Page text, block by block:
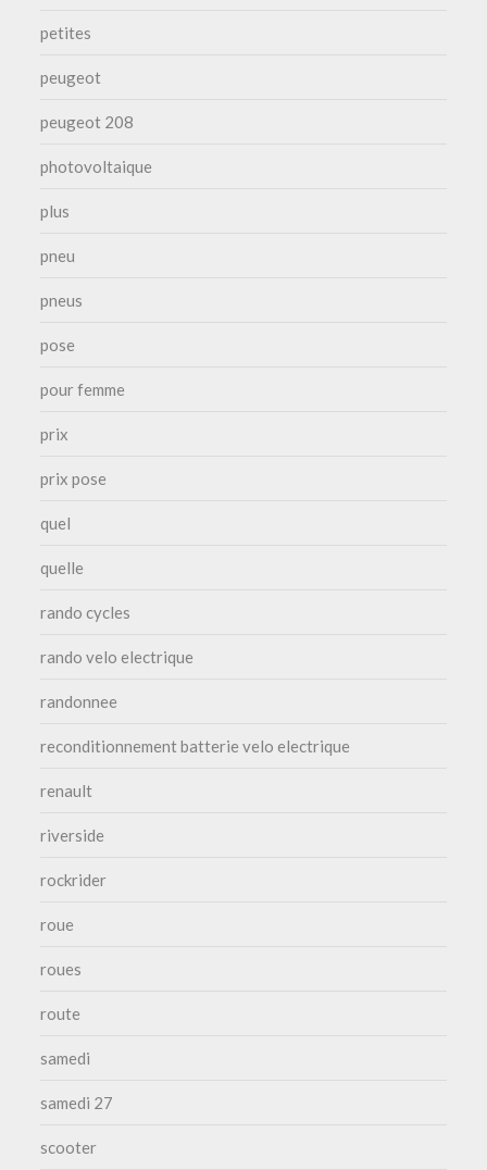
petites
peugeot
peugeot 208
photovoltaique
plus
pneu
pneus
pose
pour femme
prix
prix pose
quel
quelle
rando cycles
rando velo electrique
randonnee
reconditionnement batterie velo electrique
renault
riverside
rockrider
roue
roues
route
samedi
samedi 27
scooter